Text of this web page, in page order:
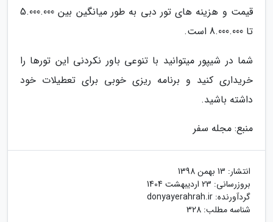
قیمت و هزینه های تور دبی به طور میانگین بین 5.000.000
تا 8.000.000 است.
شما در شیپور میتوانید با تنوعی باور نکردنی این تورها را
خریداری کنید و برنامه ریزی خوبی برای تعطیلات خود
داشته باشید.
منبع: مجله سفر
انتشار: 13 بهمن 1398
بروزرسانی: 23 اردیبهشت 1404
گردآورنده: donyayerahrah.ir
شناسه مطلب: 328